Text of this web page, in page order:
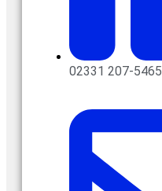
02331 207-5465